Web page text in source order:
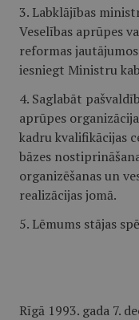
3. Labklājības
Veselības aprūpes
reformas
iesniegt Ministru
4. Saglabāt
aprūpes
kadru kvalifikācijas
bāzes
organizēšanas un
realizācijas jomā.
5. Lēmums stājas
Rīgā 1993. gada 7.